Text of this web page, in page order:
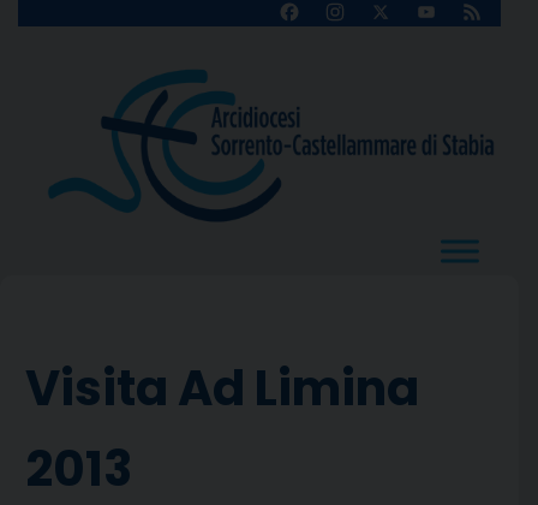
FacebookInstagram
X
YouTube
Feed
Visita Ad Limina
2013